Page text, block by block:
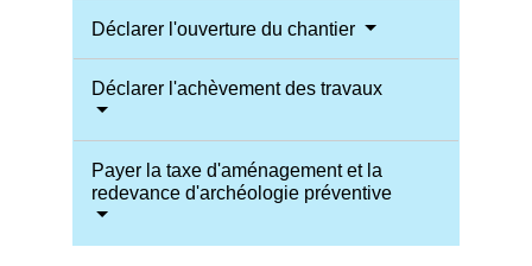
Déclarer l'ouverture du chantier
Déclarer l'achèvement des travaux
Payer la taxe d'aménagement et la
redevance d'archéologie préventive